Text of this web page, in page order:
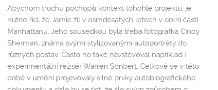
Abychom trochu pochopili kontext tohohle projektu, je
nutné řici, že Jamie žil v osmdesátých letech v dolní části
Manhattanu. Jeho sousedkou byla třeba fotografka Cindy
Sherman, známá svými stylizovanými autoportréty do
různých postav. Často ho také návstěvoval například i
experimentální režisér Warren Sonbert. Celkově se v této
době v umění projevovaly silné prvky autobiografického